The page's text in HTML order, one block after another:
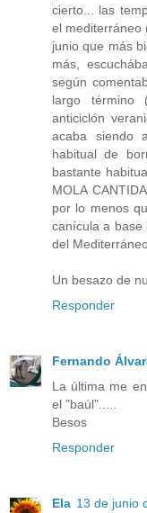
cierto... las
el mediterráneo
junio que más
más,
según
largo término
anticiclón
acaba siendo
habitual de
bastante
MOLA
por lo menos
canícula a base
del
Un besazo de
Responder
Fernando
La última me
el "baúl".....
Besos
Responder
Ela 13 de junio